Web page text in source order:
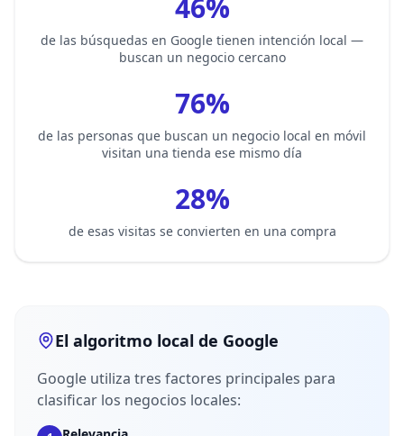
46%
de las búsquedas en Google tienen intención local —
buscan un negocio cercano
76%
de las personas que buscan un negocio local en móvil
visitan una tienda ese mismo día
28%
de esas visitas se convierten en una compra
El algoritmo local de Google
Google utiliza tres factores principales para
clasificar los negocios locales: